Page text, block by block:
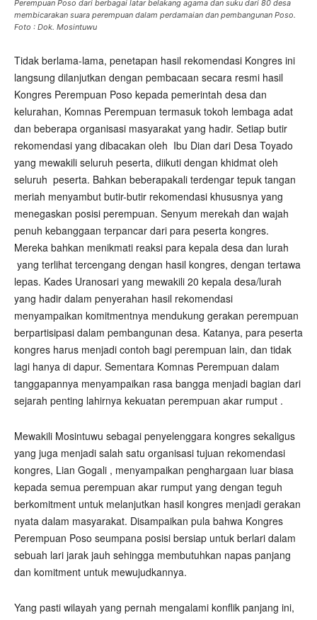
Perempuan Poso dari berbagai latar belakang agama dan suku dari 80 desa
membicarakan suara perempuan dalam perdamaian dan pembangunan Poso.
Foto : Dok. Mosintuwu
Tidak berlama-lama, penetapan hasil rekomendasi Kongres ini
langsung dilanjutkan dengan pembacaan secara resmi hasil
Kongres Perempuan Poso kepada pemerintah desa dan
kelurahan, Komnas Perempuan termasuk tokoh lembaga adat
dan beberapa organisasi masyarakat yang hadir. Setiap butir
rekomendasi yang dibacakan oleh Ibu Dian dari Desa Toyado
yang mewakili seluruh peserta, diikuti dengan khidmat oleh
seluruh peserta. Bahkan beberapakali terdengar tepuk tangan
meriah menyambut butir-butir rekomendasi khususnya yang
menegaskan posisi perempuan. Senyum merekah dan wajah
penuh kebanggaan terpancar dari para peserta kongres.
Mereka bahkan menikmati reaksi para kepala desa dan lurah
yang terlihat tercengang dengan hasil kongres, dengan tertawa
lepas. Kades Uranosari yang mewakili 20 kepala desa/lurah
yang hadir dalam penyerahan hasil rekomendasi
menyampaikan komitmentnya mendukung gerakan perempuan
berpartisipasi dalam pembangunan desa. Katanya, para peserta
kongres harus menjadi contoh bagi perempuan lain, dan tidak
lagi hanya di dapur. Sementara Komnas Perempuan dalam
tanggapannya menyampaikan rasa bangga menjadi bagian dari
sejarah penting lahirnya kekuatan perempuan akar rumput .
Mewakili Mosintuwu sebagai penyelenggara kongres sekaligus
yang juga menjadi salah satu organisasi tujuan rekomendasi
kongres, Lian Gogali , menyampaikan penghargaan luar biasa
kepada semua perempuan akar rumput yang dengan teguh
berkomitment untuk melanjutkan hasil kongres menjadi gerakan
nyata dalam masyarakat. Disampaikan pula bahwa Kongres
Perempuan Poso seumpana posisi bersiap untuk berlari dalam
sebuah lari jarak jauh sehingga membutuhkan napas panjang
dan komitment untuk mewujudkannya.
Yang pasti wilayah yang pernah mengalami konflik panjang ini,